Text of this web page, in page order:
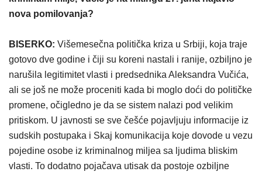
nova pomilovanja?
BISERKO: Višemesečna politička kriza u Srbiji, koja traje
gotovo dve godine i čiji su koreni nastali i ranije, ozbiljno je
narušila legitimitet vlasti i predsednika Aleksandra Vučića,
ali se još ne može proceniti kada bi moglo doći do političke
promene, očigledno je da se sistem nalazi pod velikim
pritiskom. U javnosti se sve češće pojavljuju informacije iz
sudskih postupaka i Skaj komunikacija koje dovode u vezu
pojedine osobe iz kriminalnog miljea sa ljudima bliskim
vlasti. To dodatno pojačava utisak da postoje ozbiljne